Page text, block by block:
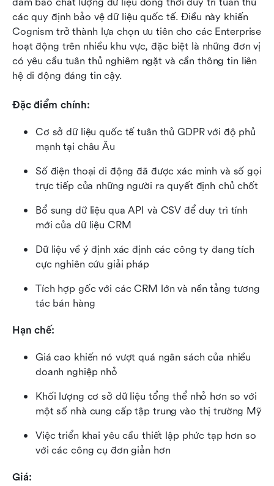
các quy định bảo vệ dữ liệu quốc tế. Điều này khiến
Cognism trở thành lựa chọn ưu tiên cho các Enterprise
hoạt động trên nhiều khu vực, đặc biệt là những đơn vị
có yêu cầu tuân thủ nghiêm ngặt và cần thông tin liên
hệ di động đáng tin cậy.
Đặc điểm chính:
Cơ sở dữ liệu quốc tế tuân thủ GDPR với độ phủ
mạnh tại châu Âu
Số điện thoại di động đã được xác minh và số gọi
trực tiếp của những người ra quyết định chủ chốt
Bổ sung dữ liệu qua API và CSV để duy trì tính
mới của dữ liệu CRM
Dữ liệu về ý định xác định các công ty đang tích
cực nghiên cứu giải pháp
Tích hợp gốc với các CRM lớn và nền tảng tương
tác bán hàng
Hạn chế:
Giá cao khiến nó vượt quá ngân sách của nhiều
doanh nghiệp nhỏ
Khối lượng cơ sở dữ liệu tổng thể nhỏ hơn so với
một số nhà cung cấp tập trung vào thị trường Mỹ
Việc triển khai yêu cầu thiết lập phức tạp hơn so
với các công cụ đơn giản hơn
Giá: